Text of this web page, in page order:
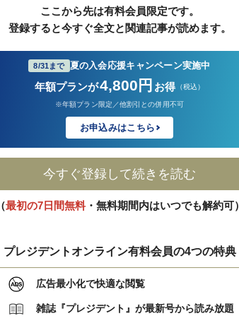
ここから先は有料会員限定です。
登録すると今すぐ全文と関連記事が読めます。
8/31まで 夏の入会応援キャンペーン実施中
年額プランが4,800円 お得 （税込）
※年額プラン限定／他割引との併用不可
お申込みはこちら
今すぐ登録して続きを読む
（最初の7日間無料・無料期間内はいつでも解約可）
プレジデントオンライン有料会員の4つの特典
広告最小化で快適な閲覧
雑誌『プレジデント』が最新号から読み放題